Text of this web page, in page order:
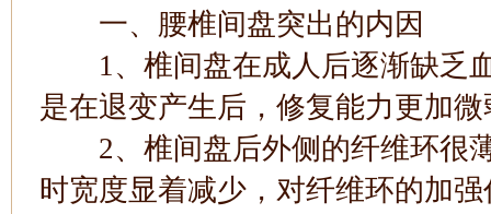
一、腰椎间盘突出的内因
1、椎间盘在成人后逐渐缺乏
是在退变产生后，修复能力更加微
2、椎间盘后外侧的纤维环很
时宽度显着减少，对纤维环的加